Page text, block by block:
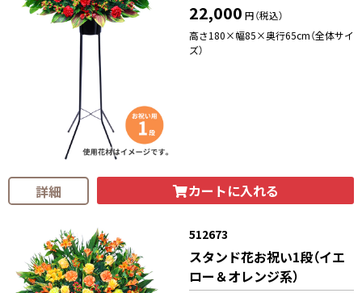
22,000 円（税込）
高さ180×幅85×奥行65cm（全体サイ
ズ）
詳細 カートに入れる
512673
スタンド花お祝い1段（イエ
ロー＆オレンジ系）